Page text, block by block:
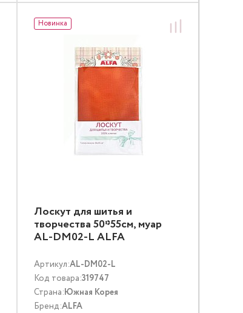
Новинка
Лоскут для шитья и
творчества 50*55см, муар
AL-DM02-L ALFA
Артикул:AL-DM02-L
Код товара:319747
Страна:Южная Корея
Бренд:ALFA